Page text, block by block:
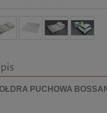
PUCHOWA